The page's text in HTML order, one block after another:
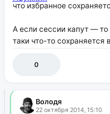
что избранное
А если сессии капут — то
таки что-то сохраняется
0
Володя
22 октября 2014, 15:10